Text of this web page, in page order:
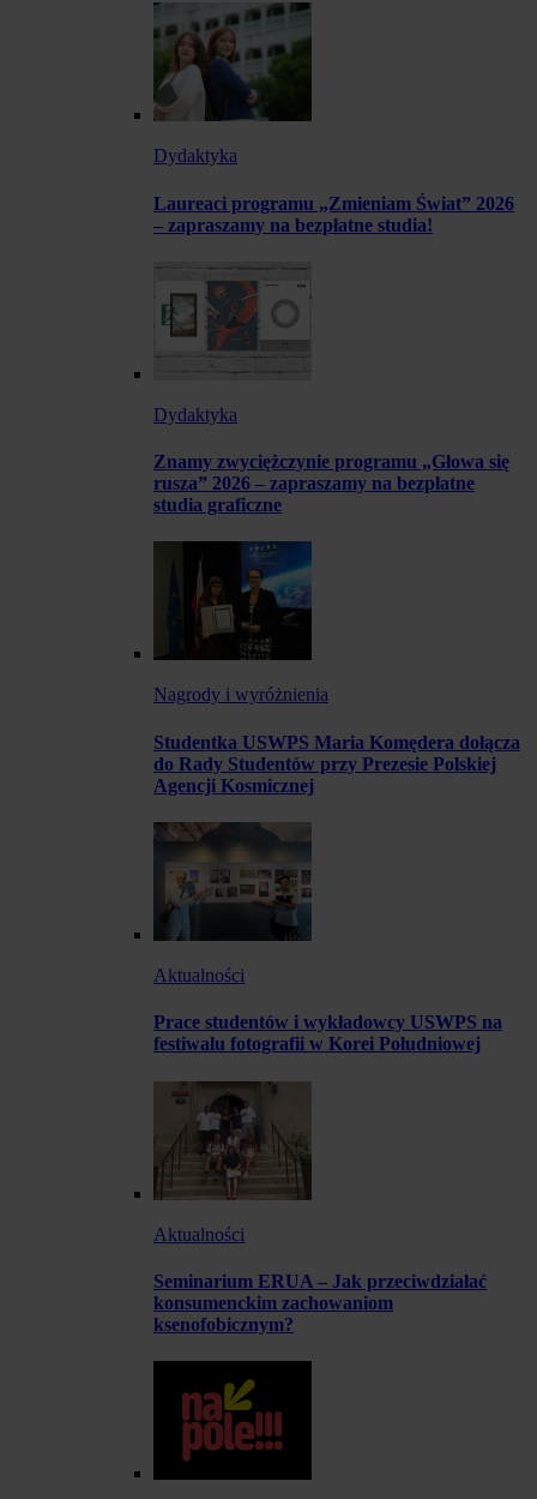
Dydaktyka
Laureaci programu „Zmieniam Świat” 2026
– zapraszamy na bezpłatne studia!
Dydaktyka
Znamy zwyciężczynie programu „Głowa się
rusza” 2026 – zapraszamy na bezpłatne
studia graficzne
Nagrody i wyróżnienia
Studentka USWPS Maria Komędera dołącza
do Rady Studentów przy Prezesie Polskiej
Agencji Kosmicznej
Aktualności
Prace studentów i wykładowcy USWPS na
festiwalu fotografii w Korei Południowej
Aktualności
Seminarium ERUA – Jak przeciwdziałać
konsumenckim zachowaniom
ksenofobicznym?